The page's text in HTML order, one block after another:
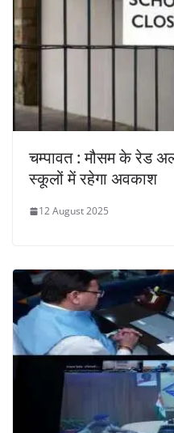
चम्पावत : मौसम के रेड
स्कूलों में रहेगा अवकाश
12 August 2025